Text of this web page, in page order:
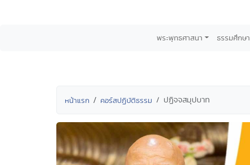
พระพุทธศาสนา ธรรมศึกษา
หน้าแรก คอร์สปฏิบัติธรรม ปฏิจจสมุปบาท